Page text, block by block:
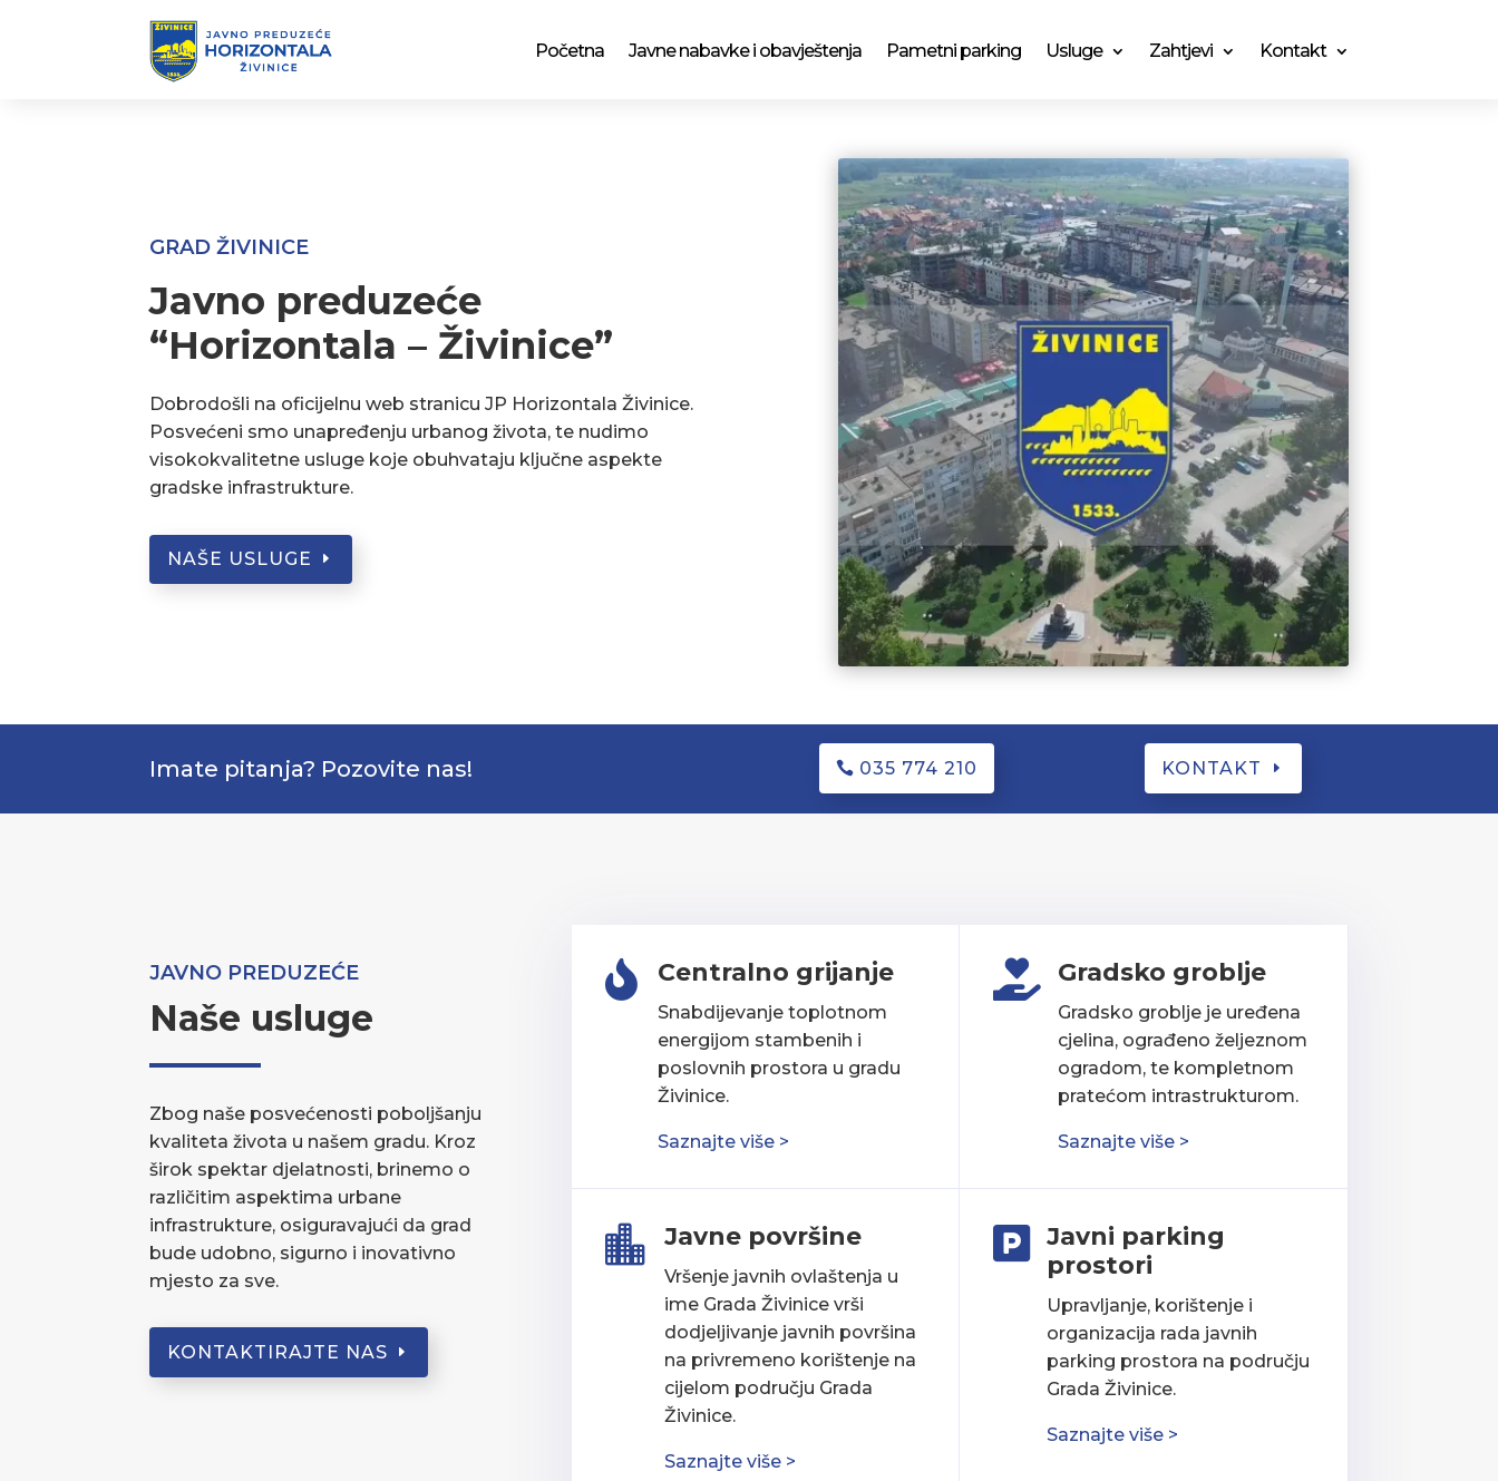
Početna Javne nabavke i obavještenja Pametni parking Usluge Zahtjevi Kontakt
GRAD ŽIVINICE
Javno preduzeće
“Horizontala – Živinice”
Dobrodošli na oficijelnu web stranicu JP Horizontala Živinice.
Posvećeni smo unapređenju urbanog života, te nudimo
visokokvalitetne usluge koje obuhvataju ključne aspekte
gradske infrastrukture.
NAŠE USLUGE
Imate pitanja? Pozovite nas! 035 774 210 KONTAKT
JAVNO PREDUZEĆE
Naše usluge
Zbog naše posvećenosti poboljšanju
kvaliteta života u našem gradu. Kroz
širok spektar djelatnosti, brinemo o
različitim aspektima urbane
infrastrukture, osiguravajući da grad
bude udobno, sigurno i inovativno
mjesto za sve.
KONTAKTIRAJTE NAS
 Centralno grijanje
Snabdijevanje toplotnom
energijom stambenih i
poslovnih prostora u gradu
Živinice.
Saznajte više >
 Javne površine
Vršenje javnih ovlaštenja u
ime Grada Živinice vrši
dodjeljivanje javnih površina
na privremeno korištenje na
cijelom području Grada
Živinice.
Saznajte više >
 Gradsko groblje
Gradsko groblje je uređena
cjelina, ograđeno željeznom
ogradom, te kompletnom
pratećom intrastrukturom.
Saznajte više >

Javni parking
prostori
Upravljanje, korištenje i
organizacija rada javnih
parking prostora na području
Grada Živinice.
Saznajte više >